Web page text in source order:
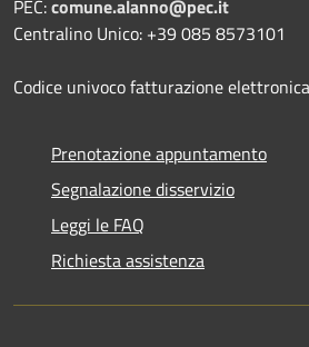
PEC:comune.alanno@pec.it
Centralino Unico: +39 085 8573101
Codice univoco fatturazione
Prenotazione appuntamento
Segnalazione disservizio
Leggi le FAQ
Richiesta assistenza